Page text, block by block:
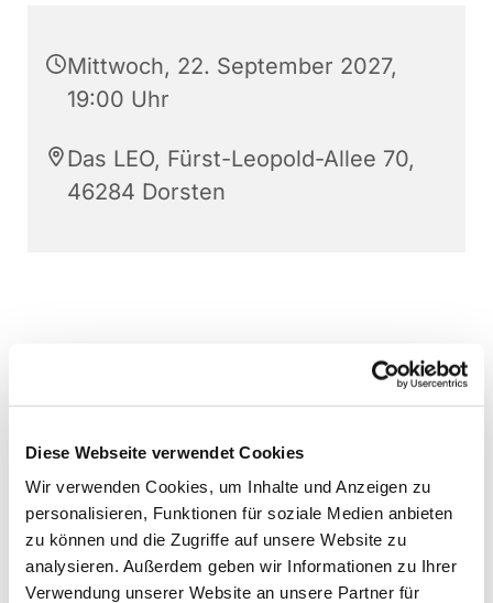
Diese Webseite verwendet Cookies
Wir verwenden Cookies, um Inhalte und Anzeigen zu
personalisieren, Funktionen für soziale Medien anbieten
zu können und die Zugriffe auf unsere Website zu
analysieren. Außerdem geben wir Informationen zu Ihrer
Verwendung unserer Website an unsere Partner für
Mittwoch, 22. September 2027,
19:00 Uhr
Das LEO, Fürst-Leopold-Allee 70,
46284 Dorsten